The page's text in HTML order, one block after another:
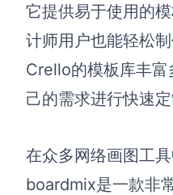
它提供易于使用的
计师用户也能轻松
Crello的模板库丰富
己的需求进行快速定
在众多网络画图工具
boardmix是一款非